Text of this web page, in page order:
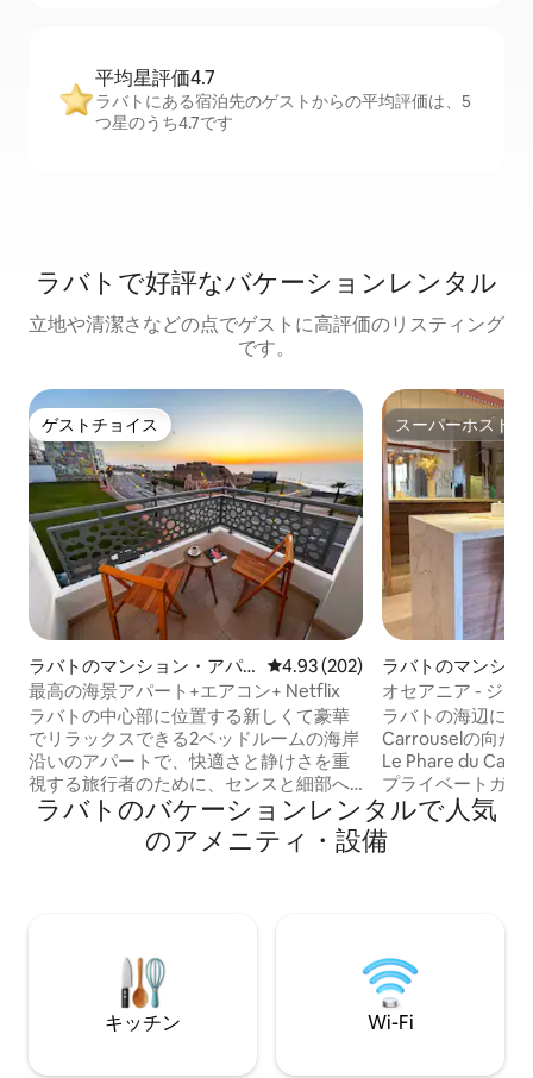
平均星評価4.7
ラバトにある宿泊先のゲストからの平均評価は、5
つ星のうち4.7です
ラバトで好評なバケーションレンタル
立地や清潔さなどの点でゲストに高評価のリスティング
です。
ゲストチョイス
ゲストチョイス
ラバトのマンション・アパ
ート
レビュー202件、5つ星中4.93つ
4.93 (202)
最高の海景アパート+エアコン+ Netflix
ラバトの中心部に位置する新しくて豪華
でリラックスできる2ベッドルームの海岸
沿いのアパートで、快適さと静けさを重
視する旅行者のために、センスと細部へ
のこだわりを持って装飾されており、素
晴らしい海の眺めが楽しめます。 都市の
ほとんどのアトラクション、レストラ
けビュー 今すぐご予約ください。我が家
のような心地よさをお届けするために、
すべての条件を設定しました！
スーパーホスト
スーパーホスト
ラバトのマンショ
オセアニア - ジム
ュ・カルーセル
ラバトの海辺にあ
Carrouselの向か
Le Phare du
プライベートガー
を望むエレガント
楽しみください。 レジデンスには、プー
ル、フィットネス
眺望が融合するユ
ラバトのバケーションレンタルで人気
のアメニティ・設備
キッチン Wi-Fi